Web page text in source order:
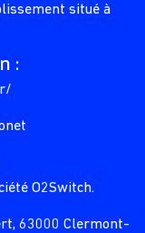
situé à
:
O2Switch.
63000 Clermont-